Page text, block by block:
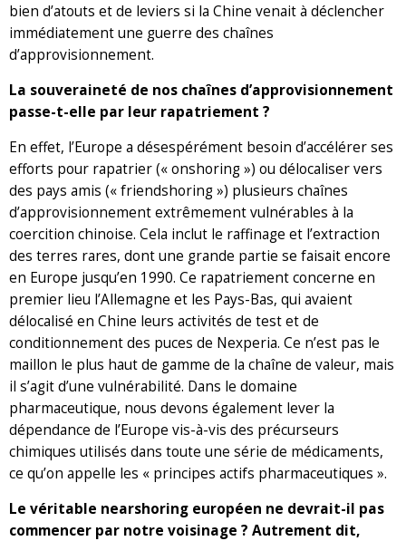
bien d’atouts et de leviers si la Chine venait à déclencher
immédiatement une guerre des chaînes
d’approvisionnement.
La souveraineté de nos chaînes d’approvisionnement
passe-t-elle par leur rapatriement ?
En effet, l’Europe a désespérément besoin d’accélérer ses
efforts pour rapatrier (« onshoring ») ou délocaliser vers
des pays amis (« friendshoring ») plusieurs chaînes
d’approvisionnement extrêmement vulnérables à la
coercition chinoise. Cela inclut le raffinage et l’extraction
des terres rares, dont une grande partie se faisait encore
en Europe jusqu’en 1990. Ce rapatriement concerne en
premier lieu l’Allemagne et les Pays-Bas, qui avaient
délocalisé en Chine leurs activités de test et de
conditionnement des puces de Nexperia. Ce n’est pas le
maillon le plus haut de gamme de la chaîne de valeur, mais
il s’agit d’une vulnérabilité. Dans le domaine
pharmaceutique, nous devons également lever la
dépendance de l’Europe vis-à-vis des précurseurs
chimiques utilisés dans toute une série de médicaments,
ce qu’on appelle les « principes actifs pharmaceutiques ».
Le véritable nearshoring européen ne devrait-il pas
commencer par notre voisinage ? Autrement dit,